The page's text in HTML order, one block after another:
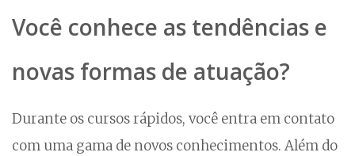
Você conhece as tendências e
novas formas de atuação?
Durante os cursos rápidos, você entra em contato
com uma gama de novos conhecimentos. Além do